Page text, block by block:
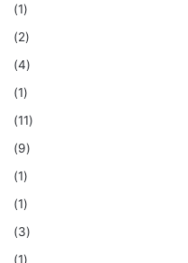
(1)
(2)
(4)
(1)
(11)
(9)
(1)
(1)
(3)
(1)